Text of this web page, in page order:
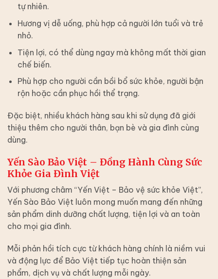
tự nhiên.
Hương vị dễ uống, phù hợp cả người lớn tuổi và trẻ
nhỏ.
Tiện lợi, có thể dùng ngay mà không mất thời gian
chế biến.
Phù hợp cho người cần bồi bổ sức khỏe, người bận
rộn hoặc cần phục hồi thể trạng.
Đặc biệt, nhiều khách hàng sau khi sử dụng đã giới
thiệu thêm cho người thân, bạn bè và gia đình cùng
dùng.
Yến Sào Bảo Việt – Đồng Hành Cùng Sức
Khỏe Gia Đình Việt
Với phương châm “Yến Việt – Bảo vệ sức khỏe Việt”,
Yến Sào Bảo Việt luôn mong muốn mang đến những
sản phẩm dinh dưỡng chất lượng, tiện lợi và an toàn
cho mọi gia đình.
Mỗi phản hồi tích cực từ khách hàng chính là niềm vui
và động lực để Bảo Việt tiếp tục hoàn thiện sản
phẩm, dịch vụ và chất lượng mỗi ngày.